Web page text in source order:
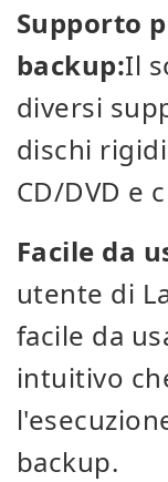
Supporto
backup:Il
diversi
dischi
CD/DVD e
Facile da
utente di
facile da
intuitivo
backup.